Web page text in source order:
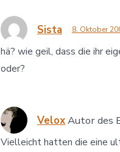
Sista 8. Oktober
hä? wie geil, dass die ihr
oder?
VeloxAutor des
Vielleicht hatten die eine